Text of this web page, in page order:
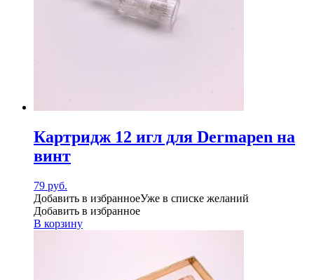
Картридж 12 игл для Dermapen на
винт
79 руб.
Добавить в избранноеУже в списке желаний
Добавить в избранное
В корзину